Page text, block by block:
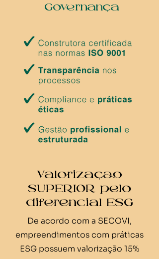
Governança
Valorizaçao
SUPERIOR pelo
diferencial ESG
De acordo com a SECOVI,
empreendimentos com práticas
ESG possuem valorização 15%